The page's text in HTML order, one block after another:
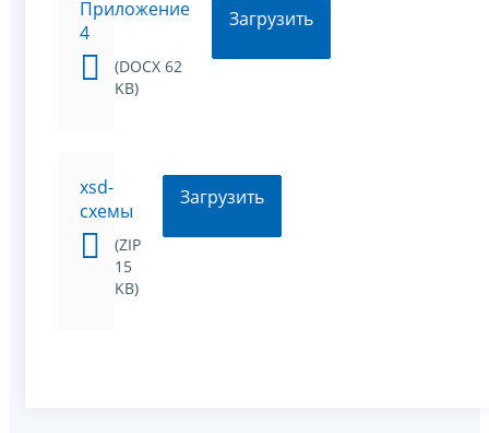
Приложение
4
(DOCX 62
KB)
Загрузить
xsd-
схемы
(ZIP
15
KB)
Загрузить